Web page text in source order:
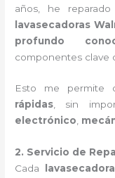
años, he
lavasecadoras
profundo
componentes clave
Esto me permite
rápidas, sin
electrónico,
2. Servicio de
Cada